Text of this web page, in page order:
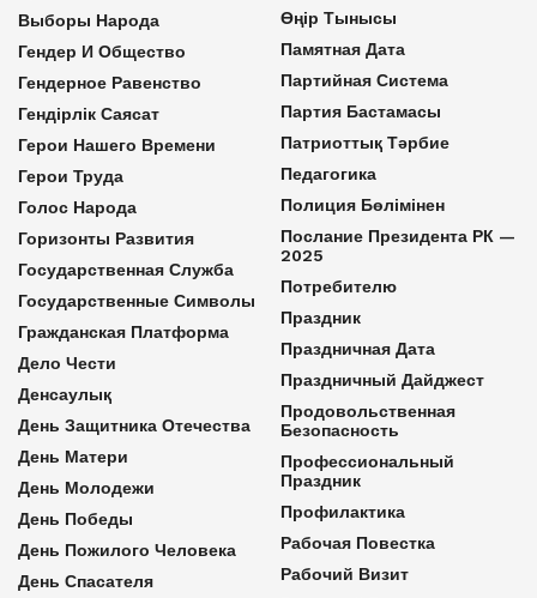
Выборы Народа
Гендер И Общество
Гендерное Равенство
Гендірлік Саясат
Герои Нашего Времени
Герои Труда
Голос Народа
Горизонты Развития
Государственная Служба
Государственные Символы
Гражданская Платформа
Дело Чести
Денсаулық
День Защитника Отечества
День Матери
День Молодежи
День Победы
День Пожилого Человека
День Спасателя
Өңір Тынысы
Памятная Дата
Партийная Система
Партия Бастамасы
Патриоттық Тәрбие
Педагогика
Полиция Бөлімінен
Послание Президента РК —
2025
Потребителю
Праздник
Праздничная Дата
Праздничный Дайджест
Продовольственная
Безопасность
Профессиональный
Праздник
Профилактика
Рабочая Повестка
Рабочий Визит